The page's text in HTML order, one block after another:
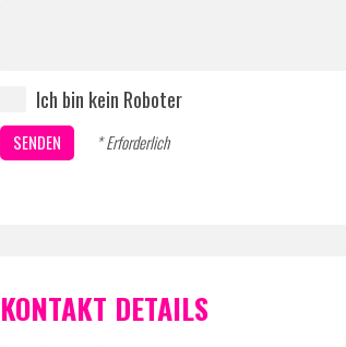
Ich bin kein Roboter
* Erforderlich
KONTAKT DETAILS